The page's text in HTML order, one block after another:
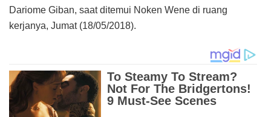
Dariome Giban, saat ditemui Noken Wene di ruang
kerjanya, Jumat (18/05/2018).